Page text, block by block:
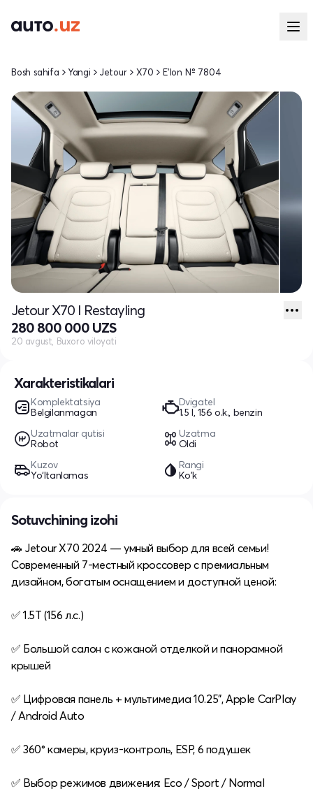
Xarakteristikalari
Komplektatsiya
Belgilanmagan
Dvigatel
1.5 l, 156 o.k., benzin
Uzatmalar qutisi
Robot
Uzatma
Oldi
Kuzov
Yo‘ltanlamas
Rangi
Ko'k
Bosh sahifa Yangi Jetour X70 E'lon № 7804
Jetour X70 I Restayling
280 800 000 UZS
20 avgust, Buxoro viloyati
Sotuvchining izohi
🚗 Jetour X70 2024 — умный выбор для всей семьи!
Современный 7-местный кроссовер с премиальным
дизайном, богатым оснащением и доступной ценой:
✅ 1.5T (156 л.с.)
✅ Большой салон с кожаной отделкой и панорамной
крышей
✅ Цифровая панель + мультимедиа 10.25", Apple CarPlay
/ Android Auto
✅ 360° камеры, круиз-контроль, ESP, 6 подушек
✅ Выбор режимов движения: Eco / Sport / Normal